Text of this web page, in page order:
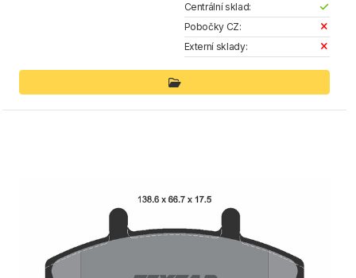
Centrální sklad:
Pobočky CZ:
Externí sklady: